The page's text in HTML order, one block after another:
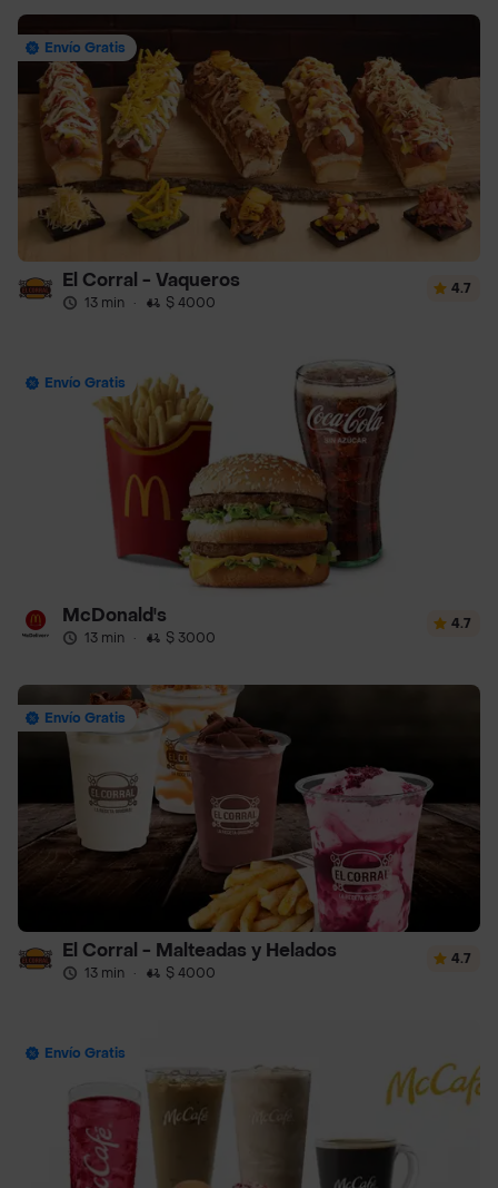
Envío Gratis
El Corral - Vaqueros
13 min · $ 4000
4.7
Envío Gratis
McDonald's
13 min · $ 3000
4.7
Envío Gratis
El Corral - Malteadas y Helados
13 min · $ 4000
4.7
Envío Gratis